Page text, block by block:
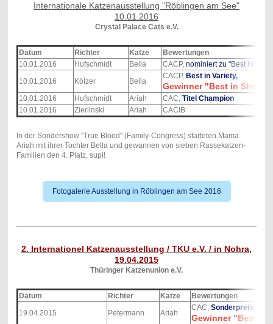
Internationale Katzenausstellung "Röblingen am See"
10.01.2016
Crystal Palace Cats e.V.
Datum Richter Katze
Bewertungen
10.01.2016
Hufschmidt Bella CACP, nominiert zu "Best in
10.01.2016
Kölzer Bella
CACP, Best in Variety,
Gewinner "Best in Show"
10.01.2016 Hufschmidt Ariah CAC, Titel Champion
10.01.2016
Zierlinski Ariah CACIB
In der Sondershow "True Blood" (Family-Congress) starteten Mama
Ariah mit ihrer Tochter Bella und gewannen von sieben Rassekatzen-
Familien den 4. Platz, supi!
Fotogalerie Ausstellung in Röblingen am See 2016
2. Internationel Katzenausstellung / TKU e.V. / in Nohra,
19.04.2015
Thüringer Katzenunion e.V.
Datum Richter Katze
Bewertungen
19.04.2015
Petermann Ariah
CAC, Sonderpreis
Gewinner "Best in